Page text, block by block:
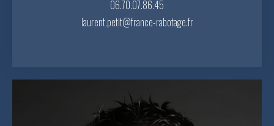
06.70.07.86.45
laurent.petit@france-rabotage.fr